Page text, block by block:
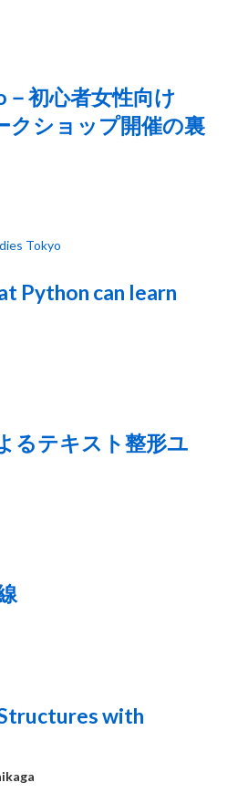
初心者女性向け
クショップ開催の裏
Tokyo
Python can learn
るテキスト整形ユ
with